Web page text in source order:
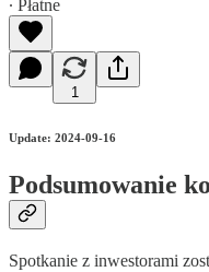
∙ Płatne
1
Update: 2024-09-16
Podsumowanie
Spotkanie z inwestorami